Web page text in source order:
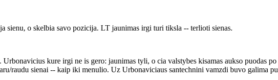
sienu, o skelbia savo pozicija. LT jaunimas irgi turi tiksla -- terlioti sienas.
kure irgi ne is gero: jaunimas tyli, o cia valstybes kisamas aukso puodas
raudu sienai -- kaip iki menulio. Uz Urbonaviciaus santechnini vamzdi buvo galima